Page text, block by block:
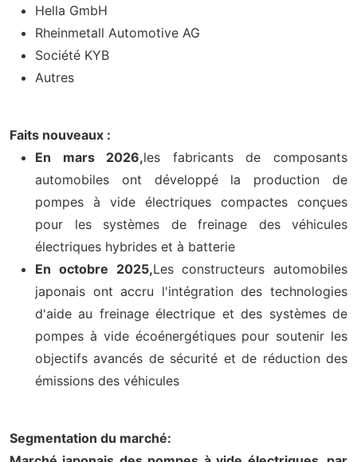
Hella GmbH
Rheinmetall Automotive AG
Société KYB
Autres
Faits nouveaux :
En mars 2026,les fabricants de composants
automobiles ont développé la production de
pompes à vide électriques compactes conçues
pour les systèmes de freinage des véhicules
électriques hybrides et à batterie
En octobre 2025,Les constructeurs automobiles
japonais ont accru l'intégration des technologies
d'aide au freinage électrique et des systèmes de
pompes à vide écoénergétiques pour soutenir les
objectifs avancés de sécurité et de réduction des
émissions des véhicules
Segmentation du marché: